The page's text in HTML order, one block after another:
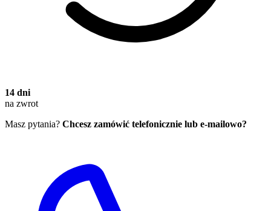
14 dni
na zwrot
Masz pytania? Chcesz zamówić telefonicznie lub e-mailowo?